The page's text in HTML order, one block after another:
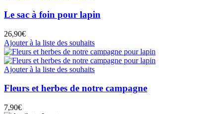
Le sac à foin pour lapin
26,90€
Ajouter à la liste des souhaits
Ajouter à la liste des souhaits
Fleurs et herbes de notre campagne
7,90€